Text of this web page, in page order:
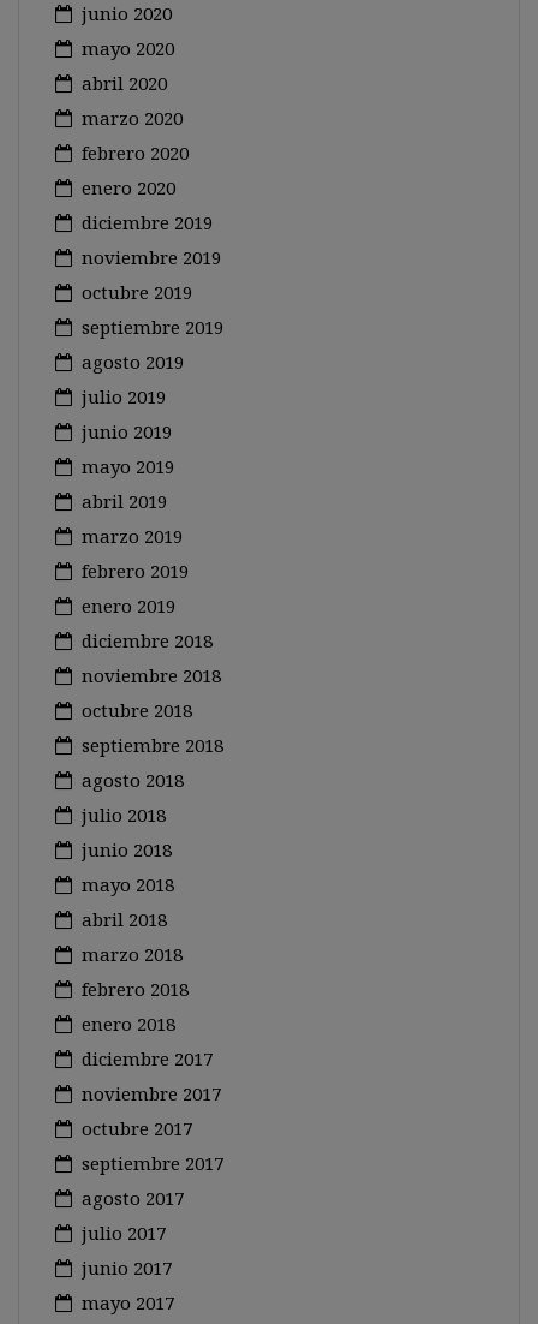
junio 2020
mayo 2020
abril 2020
marzo 2020
febrero 2020
enero 2020
diciembre 2019
noviembre 2019
octubre 2019
septiembre 2019
agosto 2019
julio 2019
junio 2019
mayo 2019
abril 2019
marzo 2019
febrero 2019
enero 2019
diciembre 2018
noviembre 2018
octubre 2018
septiembre 2018
agosto 2018
julio 2018
junio 2018
mayo 2018
abril 2018
marzo 2018
febrero 2018
enero 2018
diciembre 2017
noviembre 2017
octubre 2017
septiembre 2017
agosto 2017
julio 2017
junio 2017
mayo 2017